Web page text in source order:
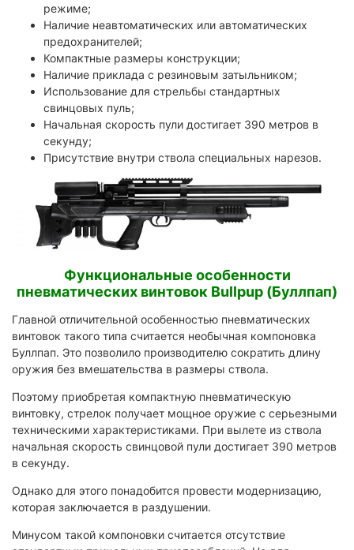
режиме;
Наличие неавтоматических или автоматических
предохранителей;
Компактные размеры конструкции;
Наличие приклада с резиновым затыльником;
Использование для стрельбы стандартных
свинцовых пуль;
Начальная скорость пули достигает 390 метров в
секунду;
Присутствие внутри ствола специальных нарезов.
Функциональные особенности
пневматических винтовок Bullpup (Буллпап)
Главной отличительной особенностью пневматических
винтовок такого типа считается необычная компоновка
Буллпап. Это позволило производителю сократить длину
оружия без вмешательства в размеры ствола.
Поэтому приобретая компактную пневматическую
винтовку, стрелок получает мощное оружие с серьезными
техническими характеристиками. При вылете из ствола
начальная скорость свинцовой пули достигает 390 метров
в секунду.
Однако для этого понадобится провести модернизацию,
которая заключается в раздушении.
Минусом такой компоновки считается отсутствие